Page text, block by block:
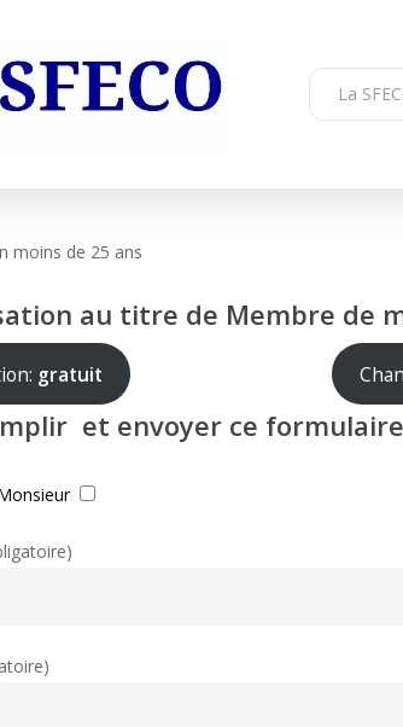
or ESC to close
La
moins de 25 ans
au titre de Membre de
gratuit
et envoyer ce formulaire